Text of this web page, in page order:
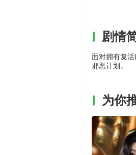
剧情
面对拥有复
邪恶计划。
为你